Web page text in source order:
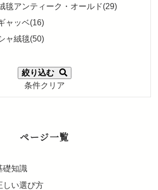
毯アンティーク・オールド(29)
ャッベ(16)
ャ絨毯(50)
絞り込む
条件クリア
ページ一覧
礎知識
しい選び方